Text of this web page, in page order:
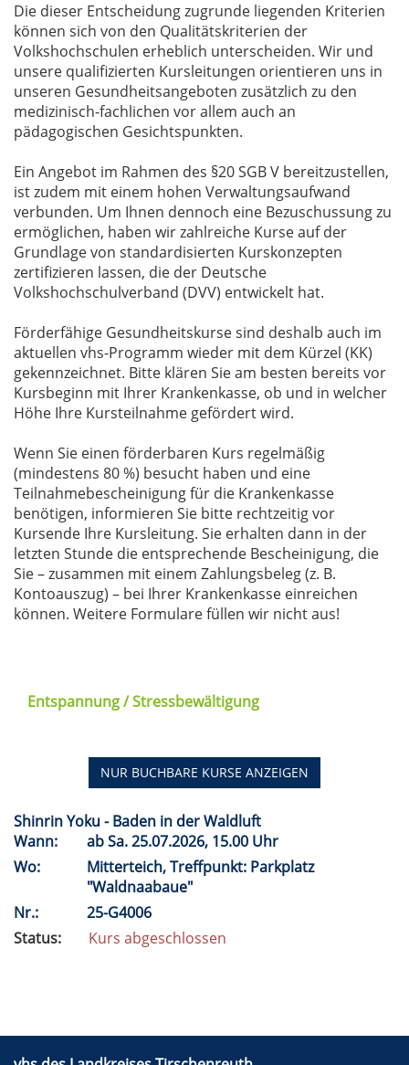
Die dieser Entscheidung zugrunde liegenden Kriterien
können sich von den Qualitätskriterien der
Volkshochschulen erheblich unterscheiden. Wir und
unsere qualifizierten Kursleitungen orientieren uns in
unseren Gesundheitsangeboten zusätzlich zu den
medizinisch-fachlichen vor allem auch an
pädagogischen Gesichtspunkten.
Ein Angebot im Rahmen des §20 SGB V bereitzustellen,
ist zudem mit einem hohen Verwaltungsaufwand
verbunden. Um Ihnen dennoch eine Bezuschussung zu
ermöglichen, haben wir zahlreiche Kurse auf der
Grundlage von standardisierten Kurskonzepten
zertifizieren lassen, die der Deutsche
Volkshochschulverband (DVV) entwickelt hat.
Förderfähige Gesundheitskurse sind deshalb auch im
aktuellen vhs-Programm wieder mit dem Kürzel (KK)
gekennzeichnet. Bitte klären Sie am besten bereits vor
Kursbeginn mit Ihrer Krankenkasse, ob und in welcher
Höhe Ihre Kursteilnahme gefördert wird.
Wenn Sie einen förderbaren Kurs regelmäßig
(mindestens 80 %) besucht haben und eine
Teilnahmebescheinigung für die Krankenkasse
benötigen, informieren Sie bitte rechtzeitig vor
Kursende Ihre Kursleitung. Sie erhalten dann in der
letzten Stunde die entsprechende Bescheinigung, die
Sie – zusammen mit einem Zahlungsbeleg (z. B.
Kontoauszug) – bei Ihrer Krankenkasse einreichen
können. Weitere Formulare füllen wir nicht aus!
Entspannung / Stressbewältigung
NUR BUCHBARE KURSE ANZEIGEN
Shinrin Yoku - Baden in der Waldluft
Wann:
abSa.25.07.2026, 15.00 Uhr
Wo:
Mitterteich, Treffpunkt: Parkplatz
"Waldnaabaue"
Nr.:
25-G4006
Status:
Kurs abgeschlossen